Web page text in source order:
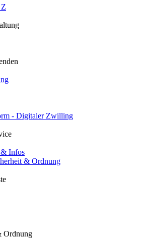
- Digitaler Zwilling
Infos
& Ordnung
Ordnung